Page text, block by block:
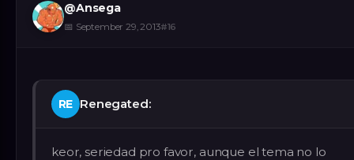
@Ansega
📅 September 29, 2013#16
RE Renegated:
keor, seriedad pro favor, aunque el tema no lo